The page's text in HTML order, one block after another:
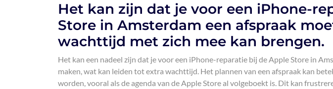
Het kan zijn dat je voor een iPhone-
Store in Amsterdam een afspraak
wachttijd met zich mee kan brengen.
Het kan een nadeel zijn dat je voor een iPhone-reparatie bij de Apple Store in
maken, wat kan leiden tot extra wachttijd. Het plannen van een afspraak kan
worden, vooral als de agenda van de Apple Store al volgeboekt is. Dit kan